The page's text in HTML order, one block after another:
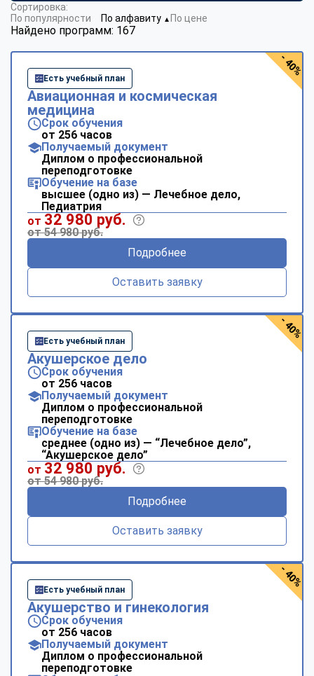
Найдено программ: 167
Сортировка:
По популярности
По алфавиту ▼ По цене
Есть учебный план
Авиационная и космическая
медицина
Срок обучения
от 256 часов
Получаемый документ
Диплом о профессиональной
переподготовке
Обучение на базе
высшее (одно из) — Лечебное дело,
Педиатрия
от 32 980 руб.
от 54 980 руб.
Подробнее
Оставить заявку
- 40%
Есть учебный план
Акушерское дело
Срок обучения
от 256 часов
Получаемый документ
Диплом о профессиональной
переподготовке
Обучение на базе
среднее (одно из) — “Лечебное дело”,
“Акушерское дело”
от 32 980 руб.
от 54 980 руб.
Подробнее
Оставить заявку
- 40%
Есть учебный план
Акушерство и гинекология
Срок обучения
от 256 часов
Получаемый документ
Диплом о профессиональной
переподготовке
- 40%